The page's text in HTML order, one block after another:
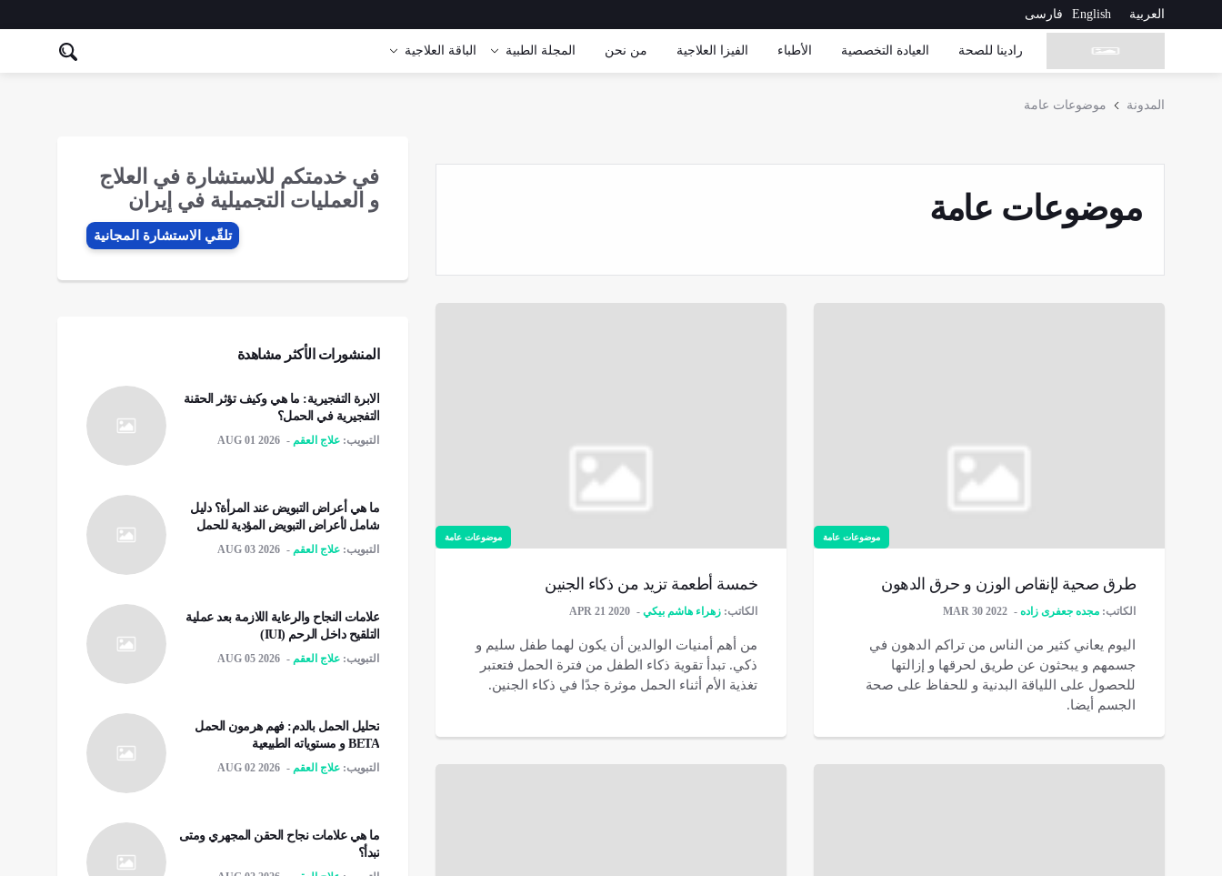
العربية English فارسی
رادینا للصحة العیادة التخصصیة الأطباء الفيزا العلاجية من نحن المجلة الطبية الباقة العلاجیة
المدونة موضوعات عامة
موضوعات عامة
موضوعات عامة
طرق صحیة لإنقاص الوزن و حرق الدهون
الكاتب: مجده جعفری زاده MAR 30 2022
اليوم يعاني كثير من الناس من تراكم الدهون في
جسمهم و يبحثون عن طريق لحرقها و إزالتها
للحصول على اللياقة البدنية و للحفاظ على صحة
الجسم أيضا.
موضوعات عامة
خمسة أطعمة تزيد من ذكاء الجنين
الكاتب: زهراء هاشم بيكي APR 21 2020
من أهم أمنيات الوالدين أن يكون لهما طفل سليم و
ذكي. تبدأ تقوية ذكاء الطفل من فترة الحمل فتعتبر
تغذية الأم أثناء الحمل موثرة جدًا في ذكاء الجنين.
في خدمتكم للاستشارة في العلاج
و العمليات التجميلية في إيران
تلقّي الاستشارة المجانیة
المنشورات الأكثر مشاهدة
الابرة التفجيرية: ما هي وكيف تؤثر الحقنة
التفجيرية في الحمل؟
التبويب: علاج العقم AUG 01 2026
ما هي أعراض التبويض عند المرأة؟ دليل
شامل لأعراض التبويض المؤدية للحمل
التبويب: علاج العقم AUG 03 2026
علامات النجاح والرعاية اللازمة بعد عملية
التلقیح داخل الرحم (IUI)
التبويب: علاج العقم AUG 05 2026
تحليل الحمل بالدم: فهم هرمون الحمل
BETA و مستوياته الطبيعية
التبويب: علاج العقم AUG 02 2026
ما هي علامات نجاح الحقن المجهري ومتى
تبدأ؟